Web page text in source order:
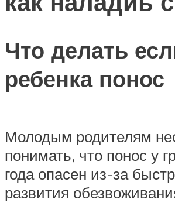
Что делать
ребенка понос
Молодым родителям
понимать, что понос у
года опасен из-за
развития